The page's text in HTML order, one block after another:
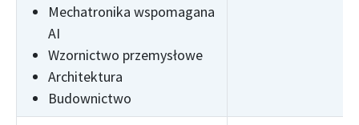
Mechatronika wspomagana
AI
Wzornictwo przemysłowe
Architektura
Budownictwo